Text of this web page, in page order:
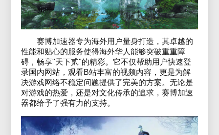
赛博加速器专为海外用户量身打造，其卓越的
性能和贴心的服务使得海外华人能够突破重重障
碍，畅享"天下贰"的精彩。它不仅帮助用户快速登
录国内网站，观看B站丰富的视频内容，更是为解
决游戏网络不稳定问题提供了完美的方案。无论是
对游戏的热爱，还是对文化传承的追求，赛博加速
器都给予了强有力的支持。